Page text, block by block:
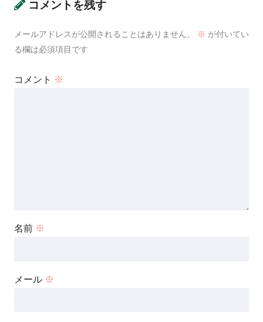
コメントを残す
メールアドレスが公開されることはありません。 ※ が付いてい
る欄は必須項目です
コメント ※
名前 ※
メール ※